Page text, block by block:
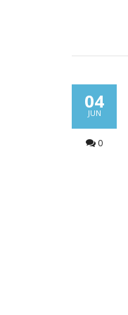
04
JUN
0